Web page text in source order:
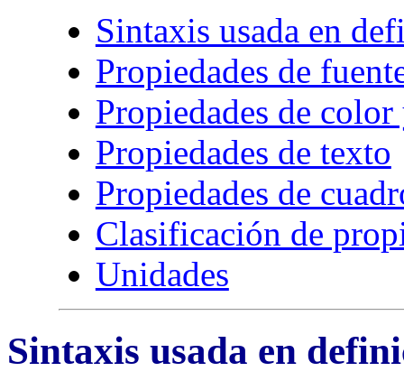
Sintaxis usada en
Propiedades de
Propiedades de
Propiedades de texto
Propiedades de
Clasificación de
Unidades
Sintaxis usada en